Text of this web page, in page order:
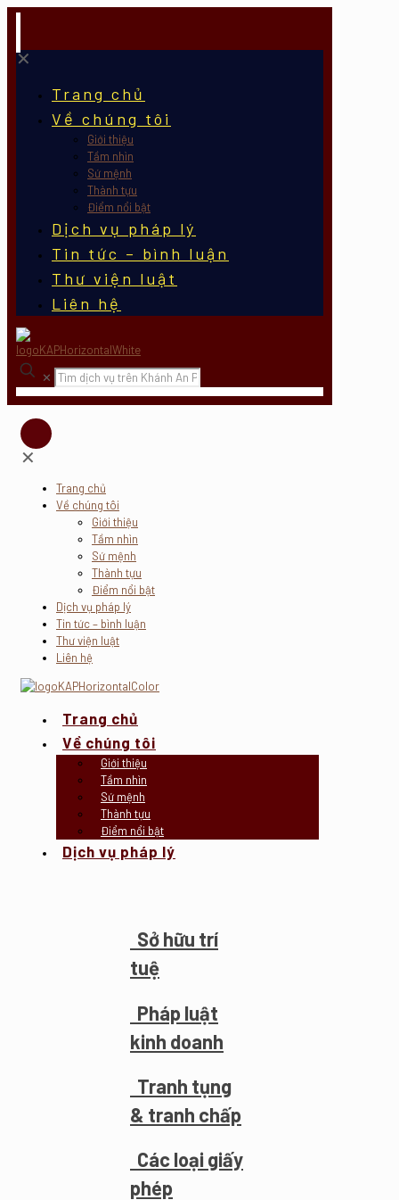
✕
Trang chủ
Về chúng tôi
Giới thiệu
Tầm nhìn
Sứ mệnh
Thành tựu
Điểm nổi bật
Dịch vụ pháp lý
Tin tức – bình luận
Thư viện luật
Liên hệ
✕
✕
Trang chủ
Về chúng tôi
Giới thiệu
Tầm nhìn
Sứ mệnh
Thành tựu
Điểm nổi bật
Dịch vụ pháp lý
Tin tức – bình luận
Thư viện luật
Liên hệ
Trang chủ
Về chúng tôi
Giới thiệu
Tầm nhìn
Sứ mệnh
Thành tựu
Điểm nổi bật
Dịch vụ pháp lý
Sở hữu trí
tuệ
Pháp luật
kinh doanh
Tranh tụng
& tranh chấp
Các loại giấy
phép